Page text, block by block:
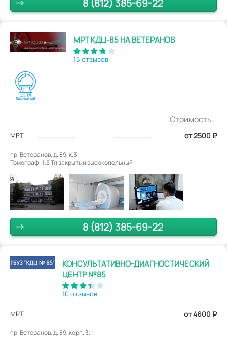
8 (812) 385-69-22
МРТ КДЦ-85 НА ВЕТЕРАНОВ
15 отзывов
Стоимость:
МРТ от 2500 ₽
пр. Ветеранов, д. 89, к.3.
Томограф: 1,5 Тл закрытый высокопольный
8 (812) 385-69-22
КОНСУЛЬТАТИВНО-ДИАГНОСТИЧЕСКИЙ
ЦЕНТР №85
10 отзывов
МРТ от 4600 ₽
пр. Ветеранов, д. 89, корп. 3.